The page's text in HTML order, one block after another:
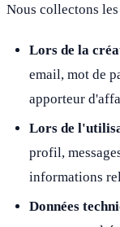
Nous collectons
Lors de la
email, mot de
apporteur
Lors de
profil,
informations
Données